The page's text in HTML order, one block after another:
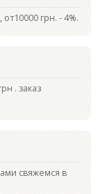
грн. - 4%.
. заказ
свяжемся в